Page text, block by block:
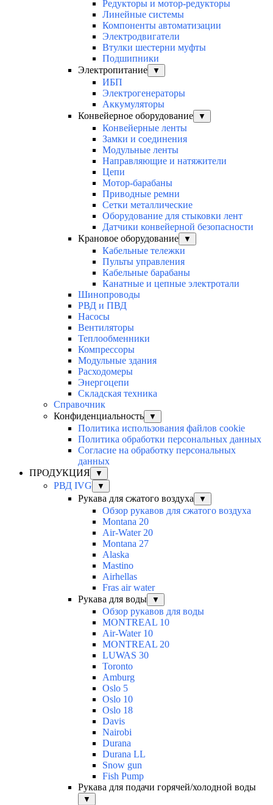
Редукторы и мотор-редукторы
Линейные системы
Компоненты автоматизации
Электродвигатели
Втулки шестерни муфты
Подшипники
Электропитание
▼
ИБП
Электрогенераторы
Аккумуляторы
Конвейерное оборудование
▼
Конвейерные ленты
Замки и соединения
Модульные ленты
Направляющие и натяжители
Цепи
Мотор-барабаны
Приводные ремни
Сетки металлические
Оборудование для стыковки лент
Датчики конвейерной безопасности
Крановое оборудование
▼
Кабельные тележки
Пульты управления
Кабельные барабаны
Канатные и цепные электротали
Шинопроводы
РВД и ПВД
Насосы
Вентиляторы
Теплообменники
Компрессоры
Модульные здания
Расходомеры
Энергоцепи
Складская техника
Справочник
Конфиденциальность
▼
Политика использования файлов cookie
Политика обработки персональных данных
Согласие на обработку персональных
данных
ПРОДУКЦИЯ
▼
РВД IVG ▼
Рукава для сжатого воздуха ▼
Обзор рукавов для сжатого воздуха
Montana 20
Air-Water 20
Montana 27
Alaska
Mastino
Airhellas
Fras air water
Рукава для воды
▼
Обзор рукавов для воды
MONTREAL 10
Air-Water 10
MONTREAL 20
LUWAS 30
Toronto
Amburg
Oslo 5
Oslo 10
Oslo 18
Davis
Nairobi
Durana
Durana LL
Snow gun
Fish Pump
Рукава для подачи горячей/холодной воды
▼